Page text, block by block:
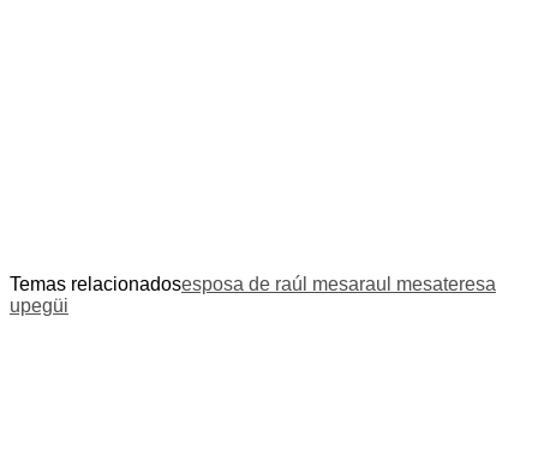
Temas relacionadosesposa de raúl mesaraul mesateresa
upegüi